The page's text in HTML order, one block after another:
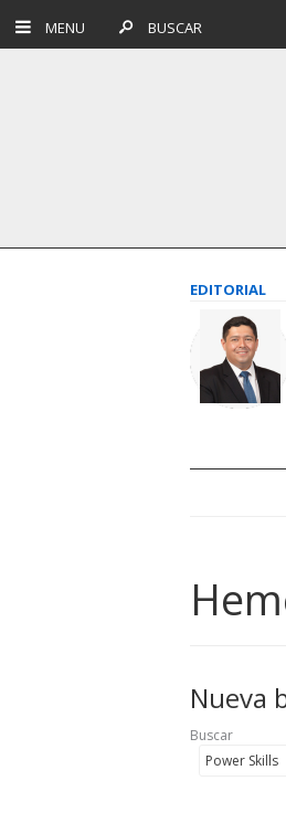
MENU BUSCAR
EDITORIAL
Nueva
Buscar